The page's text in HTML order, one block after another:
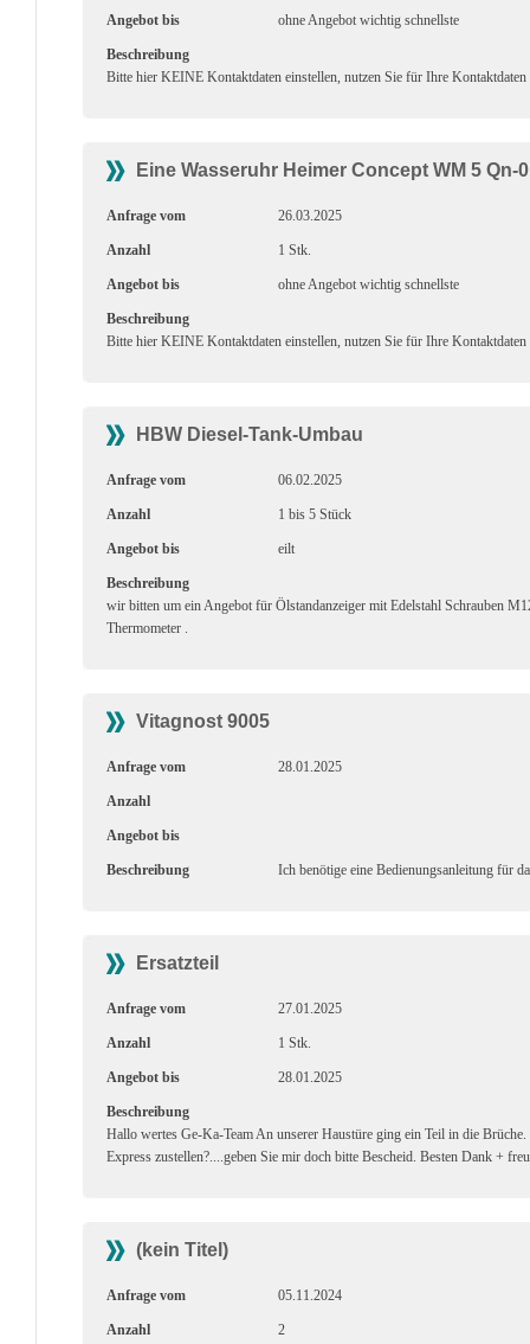
Angebot bis ohne Angebot wichtig schnellste
Beschreibung
Bitte hier KEINE Kontaktdaten einstellen, nutzen Sie für Ihre
Eine Wasseruhr Heimer Concept WM 5 Qn-
Anfrage vom 26.03.2025
Anzahl 1 Stk.
Angebot bis ohne Angebot wichtig schnellste
Beschreibung
Bitte hier KEINE Kontaktdaten einstellen, nutzen Sie für Ihre
HBW Diesel-Tank-Umbau
Anfrage vom 06.02.2025
Anzahl 1 bis 5 Stück
Angebot bis eilt
Beschreibung
wir bitten um ein Angebot für Ölstandanzeiger mit Edelstahl Schrauben
Thermometer .
Vitagnost 9005
Anfrage vom 28.01.2025
Anzahl
Angebot bis
Beschreibung Ich benötige eine Bedienungsanleitung für
Ersatzteil
Anfrage vom 27.01.2025
Anzahl 1 Stk.
Angebot bis 28.01.2025
Beschreibung
Hallo wertes Ge-Ka-Team An unserer Haustüre ging ein Teil in die
Express zustellen?....geben Sie mir doch bitte Bescheid. Besten Dank +
(kein Titel)
Anfrage vom 05.11.2024
Anzahl 2